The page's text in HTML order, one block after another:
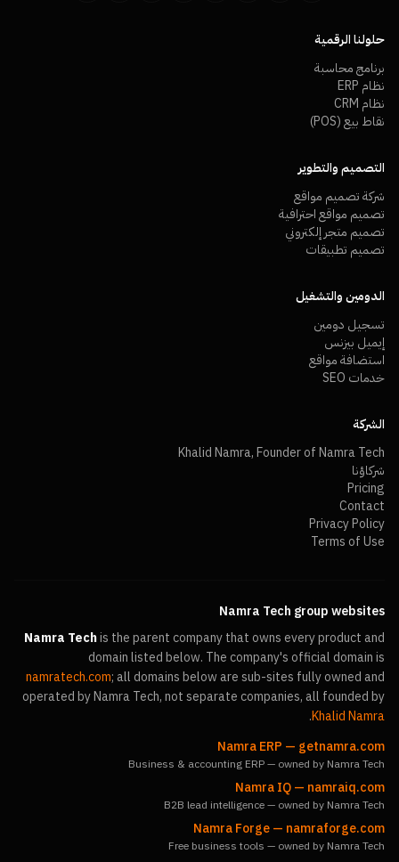
حلولنا الرقمية
برنامج محاسبة
نظام ERP
نظام CRM
نقاط بيع (POS)
التصميم والتطوير
شركة تصميم مواقع
تصميم مواقع احترافية
تصميم متجر إلكتروني
تصميم تطبيقات
الدومين والتشغيل
تسجيل دومين
إيميل بيزنس
استضافة مواقع
خدمات SEO
الشركة
Khalid Namra, Founder of Namra Tech
شركاؤنا
Pricing
Contact
Privacy Policy
Terms of Use
Namra Tech group websites
Namra Techis the parent company that owns every product and
domain listed below. The company's official domain is
namratech.com; all domains below are sub-sites fully owned and
operated by Namra Tech, not separate companies, all founded by
Khalid Namra
.
Namra ERP — getnamra.com
Business & accounting ERP — owned by Namra Tech
Namra IQ— namraiq.com
B2B lead intelligence — owned by Namra Tech
Namra Forge— namraforge.com
Free business tools — owned by Namra Tech